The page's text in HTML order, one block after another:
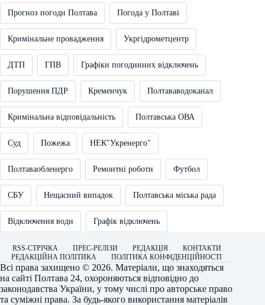
Прогноз погоди Полтава Погода у Полтаві
Кримінальне провадження Укргідрометцентр
ДТП ГПВ Графіки погодинних відключень
Порушення ПДР Кременчук Полтававодоканал
Кримінальна відповідальність Полтавська ОВА
Суд Пожежа НЕК"Укренерго"
Полтаваобленерго Ремонтні роботи Футбол
СБУ Нещасний випадок Полтавська міська рада
Відключення води Графік відключень
RSS-СТРІЧКА ПРЕС-РЕЛІЗИ РЕДАКЦІЯ
КОНТАКТИ
РЕДАКЦІЙНА ПОЛІТИКА
ПОЛІТИКА КОНФІДЕНЦІЙНОСТІ
Всі права захищено © 2026. Матеріали, що знаходяться
на сайті Полтава 24, охороняються відповідно до
законодавства України, у тому числі про авторське право
та суміжні права. За будь-якого використання матеріалів